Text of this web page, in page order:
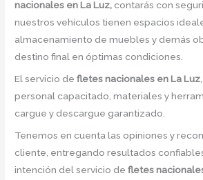
nacionales en La Luz, contarás con
nuestros vehículos tienen espacios
almacenamiento de muebles y demás
destino final en óptimas condiciones.
El servicio defletes nacionales en La Luz
personal capacitado, materiales y
cargue y descargue garantizado.
Tenemos en cuenta las opiniones y
cliente, entregando resultados
intención del servicio defletes